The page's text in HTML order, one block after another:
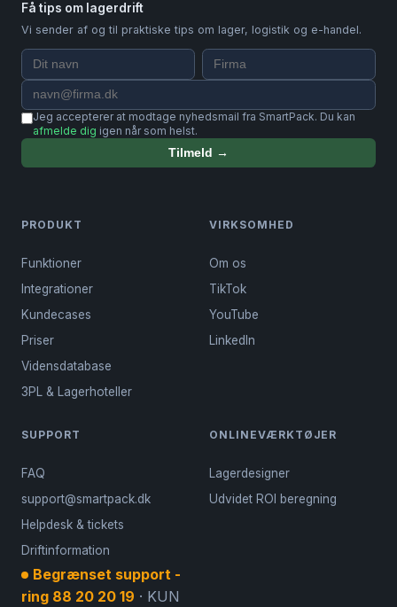
Få tips om lagerdrift
Vi sender af og til praktiske tips om lager, logistik og e-handel.
Jeg accepterer at modtage nyhedsmail fra SmartPack. Du kan
afmelde dig igen når som helst.
Tilmeld →
PRODUKT
Funktioner
Integrationer
Kundecases
Priser
Vidensdatabase
3PL & Lagerhoteller
VIRKSOMHED
Om os
TikTok
YouTube
LinkedIn
SUPPORT
FAQ
support@smartpack.dk
Helpdesk & tickets
Driftinformation
Begrænset support -
ring 88 20 20 19 · KUN
ONLINEVÆRKTØJER
Lagerdesigner
Udvidet ROI beregning